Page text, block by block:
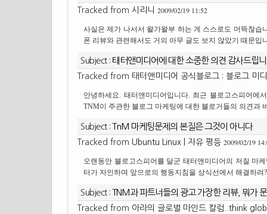
Tracked from 시리니 2009/02/19 11:52
사실은 제가 나서서 왈가왈부 하는 게 스스로도 머뜩찮
폰 리뷰와 관련해서도 거의 아무 글도 보지 않았기 때문입
Subject : 태터앤미디어에 대한 소중한 의견 감사드립
Tracked from 태터앤미디어 공식블로그 : 블로그 미
안녕하세요. 태터앤미디어입니다. 최근 블로고스피어
TNM이 주관한 블로그 마케팅에 대한 블로거들의 의견과
Subject : TnM 마케팅문제의 본질은 그것이 아니다
Tracked from Ubuntu Linux | 자유 평등 2009/02/19
오랜동안 블로고스피어를 달군 태터앤미디어의 저질 마
터가 자인하며 앞으로의 행동지침을 상식선에서 해결하려?
Subject : TNM과 파트너들의 광고 가장한 리뷰, 뭐가
Tracked from 아라의 글로벌 마인드 칼럼..think